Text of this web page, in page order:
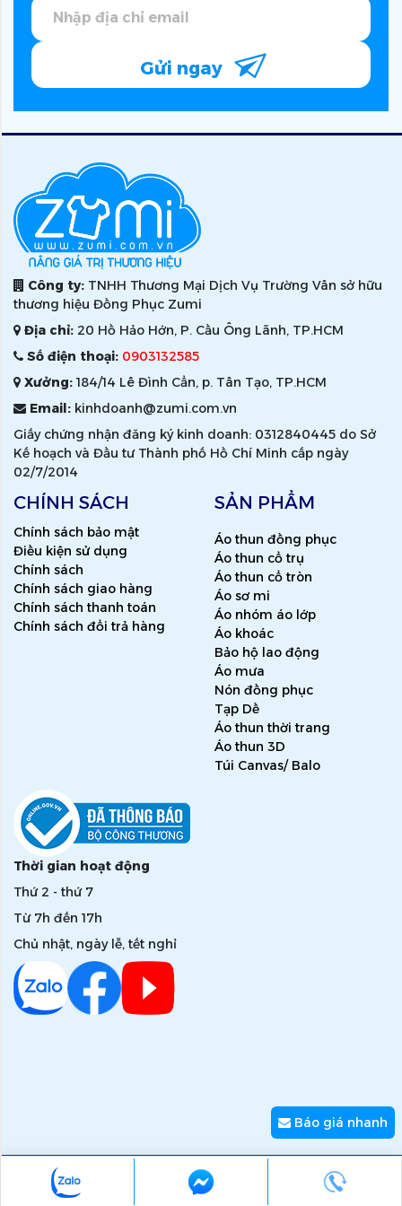
Gửi ngay
Công ty: TNHH Thương Mại Dịch Vụ Trường Vân sở hữu
thương hiệu Đồng Phục Zumi
Địa chỉ: 20 Hồ Hảo Hớn, P. Cầu Ông Lãnh, TP.HCM
Số điện thoại: 0903132585
Xưởng:184/14 Lê Đình Cẩn, p. Tân Tạo, TP.HCM
Email: kinhdoanh@zumi.com.vn
Giấy chứng nhận đăng ký kinh doanh: 0312840445 do Sở
Kế hoạch và Đầu tư Thành phố Hồ Chí Minh cấp ngày
02/7/2014
CHÍNH SÁCH
Chính sách bảo mật
Điều kiện sử dụng
Chính sách
Chính sách giao hàng
Chính sách thanh toán
Chính sách đổi trả hàng
SẢN PHẨM
Áo thun đồng phục
Áo thun cổ trụ
Áo thun cổ tròn
Áo sơ mi
Áo nhóm áo lớp
Áo khoác
Bảo hộ lao động
Áo mưa
Nón đồng phục
Tạp Dề
Áo thun thời trang
Áo thun 3D
Túi Canvas/ Balo
Thời gian hoạt động
Thứ 2 - thứ 7
Từ 7h đến 17h
Chủ nhật, ngày lễ, tết nghỉ
Copyright © 2026 zumi.com.vn - Giải pháp nâng tầm giá trị
thương hiệu
Báo giá nhanh